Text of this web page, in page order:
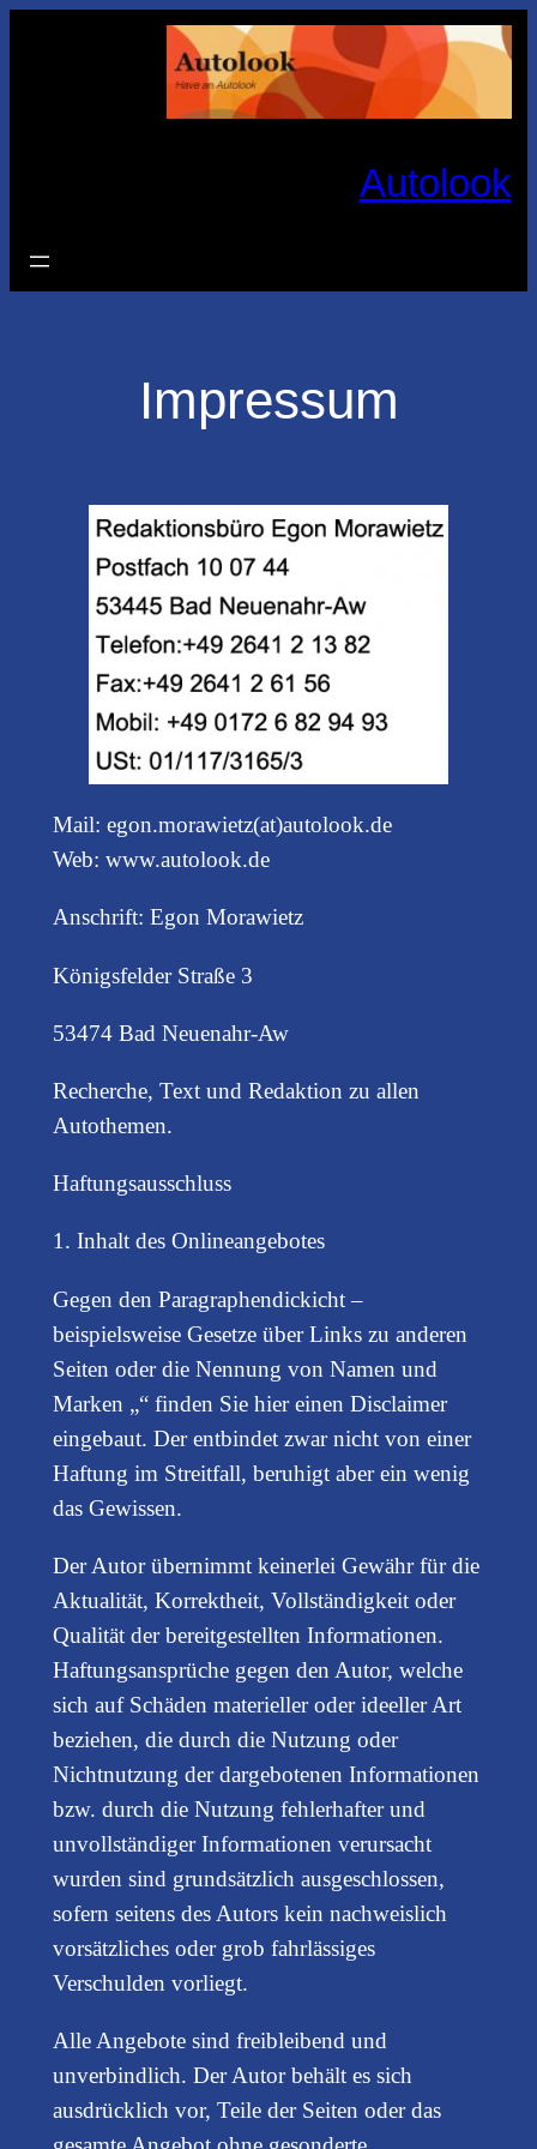
Autolook
Impressum
Mail: egon.morawietz(at)autolook.de
Web: www.autolook.de
Anschrift: Egon Morawietz
Königsfelder Straße 3
53474 Bad Neuenahr-Aw
Recherche, Text und Redaktion zu allen
Autothemen.
Haftungsausschluss
1. Inhalt des Onlineangebotes
Gegen den Paragraphendickicht –
beispielsweise Gesetze über Links zu anderen
Seiten oder die Nennung von Namen und
Marken „“ finden Sie hier einen Disclaimer
eingebaut. Der entbindet zwar nicht von einer
Haftung im Streitfall, beruhigt aber ein wenig
das Gewissen.
Der Autor übernimmt keinerlei Gewähr für die
Aktualität, Korrektheit, Vollständigkeit oder
Qualität der bereitgestellten Informationen.
Haftungsansprüche gegen den Autor, welche
sich auf Schäden materieller oder ideeller Art
beziehen, die durch die Nutzung oder
Nichtnutzung der dargebotenen Informationen
bzw. durch die Nutzung fehlerhafter und
unvollständiger Informationen verursacht
wurden sind grundsätzlich ausgeschlossen,
sofern seitens des Autors kein nachweislich
vorsätzliches oder grob fahrlässiges
Verschulden vorliegt.
Alle Angebote sind freibleibend und
unverbindlich. Der Autor behält es sich
ausdrücklich vor, Teile der Seiten oder das